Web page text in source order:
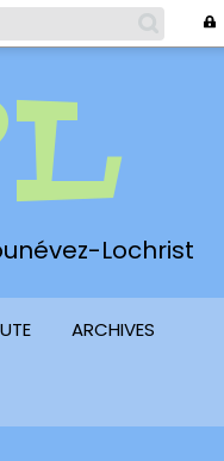
Lochrist
ARCHIVES